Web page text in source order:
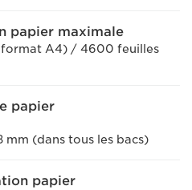
papier maximale
A4) / 4600 feuilles
papier
mm (dans tous les bacs)
papier